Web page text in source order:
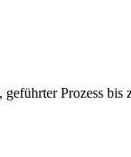
Prozess bis